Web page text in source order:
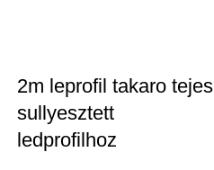
2m leprofil takaro tejes
sullyesztett
ledprofilhoz